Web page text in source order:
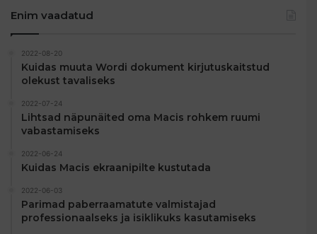
Enim vaadatud
2022-08-20
Kuidas muuta Wordi dokument kirjutuskaitstud
olekust tavaliseks
2022-07-24
Lihtsad näpunäited oma Macis rohkem ruumi
vabastamiseks
2022-06-24
Kuidas Macis ekraanipilte kustutada
2022-06-03
Parimad paberraamatute valmistajad
professionaalseks ja isiklikuks kasutamiseks